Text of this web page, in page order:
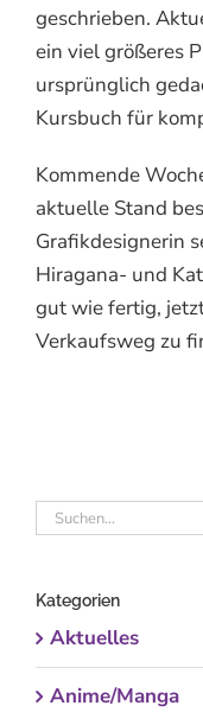
geschrieben.
ein viel größeres
ursprünglich
Kursbuch für
Kommende
aktuelle Stand
Grafikdesignerin
Hiragana- und
gut wie fertig,
Verkaufsweg zu
Suche
Kategorien
Aktuelles
Anime/Manga